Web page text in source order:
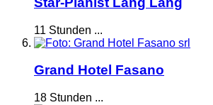
11 Stunden ...
Grand Hotel Fasano
18 Stunden ...